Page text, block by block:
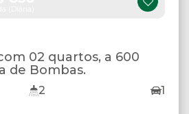
02 quartos, a 600
de Bombas.
2 1